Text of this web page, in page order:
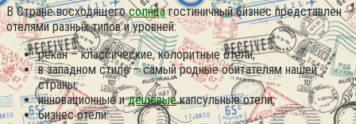
В Стране восходящегосолнцагостиничный бизнес представлен
отелями разных типов и уровней:
рекан – классические, колоритные отели;
в западном стиле – самый родные обитателям нашей
страны;
инновационные идешевыекапсульные отели;
бизнес отели.